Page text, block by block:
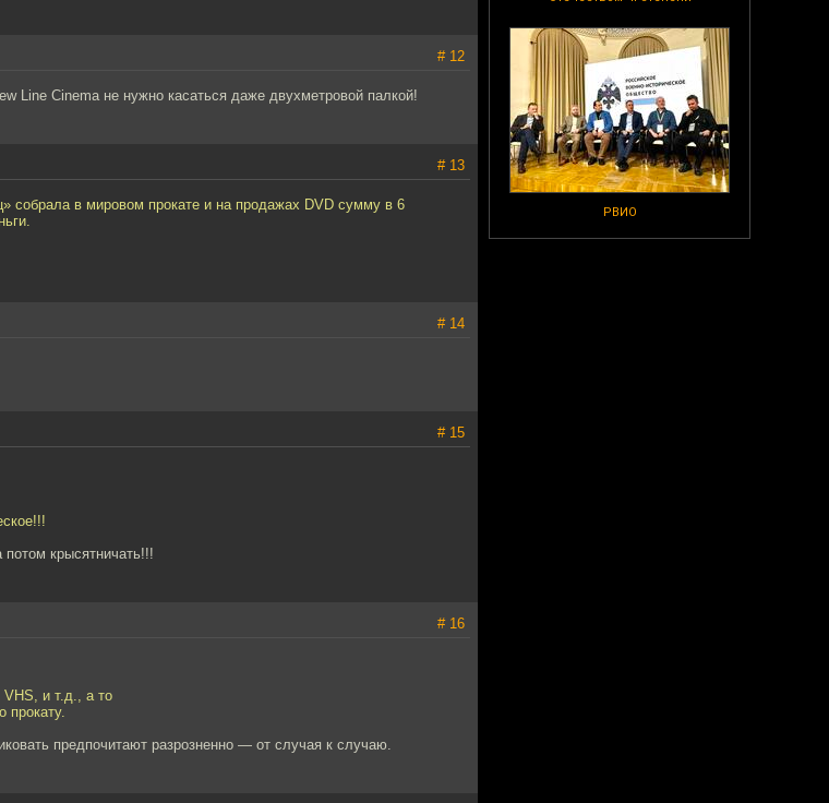
РВИО
# 12
Line Cinema не нужно касаться даже двухметровой палкой!
# 13
собрала в мировом прокате и на продажах DVD сумму в 6
# 14
# 15
крысятничать!!!
# 16
VHS, и т.д., а то
прокату.
предпочитают разрозненно — от случая к случаю.